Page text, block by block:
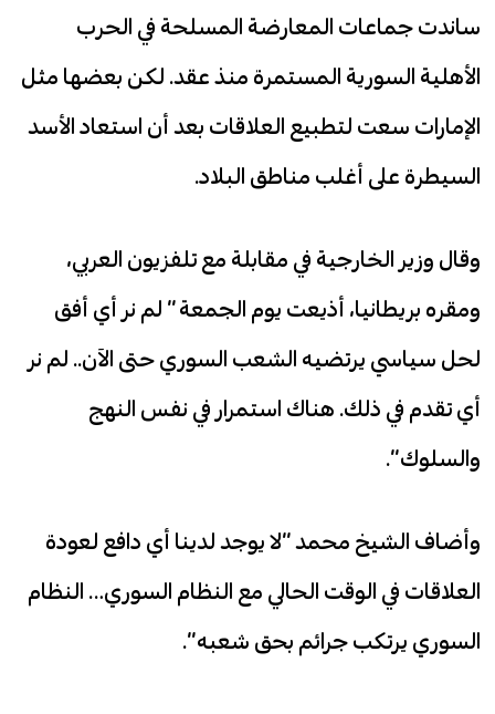
ساندت جماعات المعارضة المسلحة في الحرب
الأهلية السورية المستمرة منذ عقد. لكن بعضها مثل
الإمارات سعت لتطبيع العلاقات بعد أن استعاد الأسد
السيطرة على أغلب مناطق البلاد.
وقال وزير الخارجية في مقابلة مع تلفزيون العربي،
ومقره بريطانيا، أذيعت يوم الجمعة ” لم نر أي أفق
لحل سياسي يرتضيه الشعب السوري حتى الآن.. لم نر
أي تقدم في ذلك. هناك استمرار في نفس النهج
والسلوك”.
وأضاف الشيخ محمد “لا يوجد لدينا أي دافع لعودة
العلاقات في الوقت الحالي مع النظام السوري… النظام
السوري يرتكب جرائم بحق شعبه”.